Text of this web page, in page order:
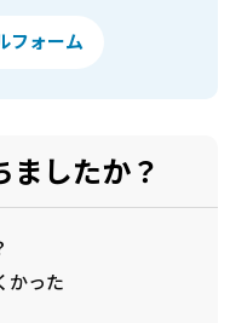
フォーム
ましたか？
かった